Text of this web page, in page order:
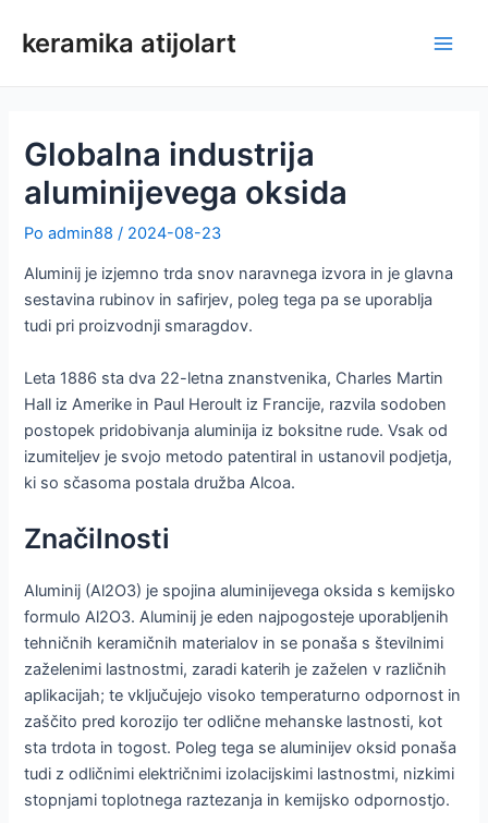
keramika atijolart
Globalna industrija
aluminijevega oksida
Poadmin88/ 2024-08-23
Aluminij je izjemno trda snov naravnega izvora in je glavna
sestavina rubinov in safirjev, poleg tega pa se uporablja
tudi pri proizvodnji smaragdov.
Leta 1886 sta dva 22-letna znanstvenika, Charles Martin
Hall iz Amerike in Paul Heroult iz Francije, razvila sodoben
postopek pridobivanja aluminija iz boksitne rude. Vsak od
izumiteljev je svojo metodo patentiral in ustanovil podjetja,
ki so sčasoma postala družba Alcoa.
Značilnosti
Aluminij (Al2O3) je spojina aluminijevega oksida s kemijsko
formulo Al2O3. Aluminij je eden najpogosteje uporabljenih
tehničnih keramičnih materialov in se ponaša s številnimi
zaželenimi lastnostmi, zaradi katerih je zaželen v različnih
aplikacijah; te vključujejo visoko temperaturno odpornost in
zaščito pred korozijo ter odlične mehanske lastnosti, kot
sta trdota in togost. Poleg tega se aluminijev oksid ponaša
tudi z odličnimi električnimi izolacijskimi lastnostmi, nizkimi
stopnjami toplotnega raztezanja in kemijsko odpornostjo.